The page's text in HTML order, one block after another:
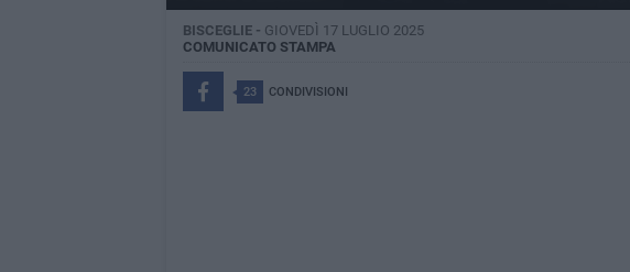
BISCEGLIE - GIOVEDÌ 17 LUGLIO 2025
COMUNICATO STAMPA
23 CONDIVISIONI